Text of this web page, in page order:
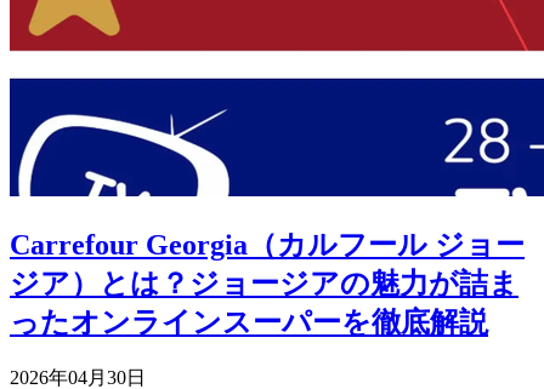
Carrefour Georgia（カルフール ジョー
ジア）とは？ジョージアの魅力が詰ま
ったオンラインスーパーを徹底解説
2026年04月30日